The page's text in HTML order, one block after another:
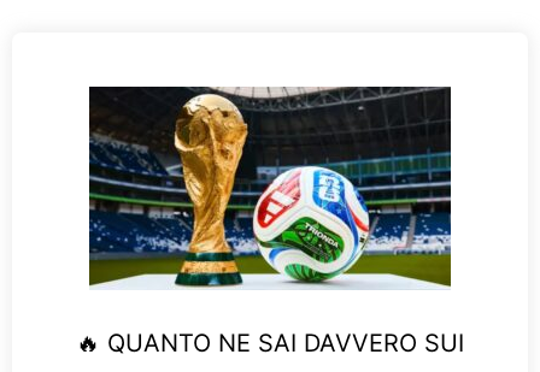
🔥 QUANTO NE SAI DAVVERO SUI